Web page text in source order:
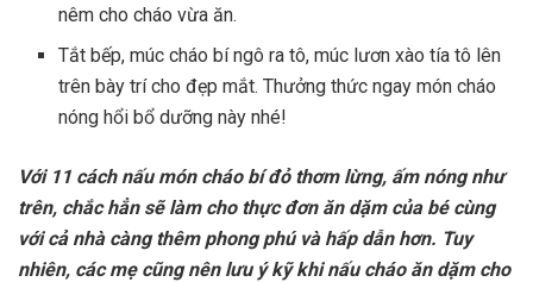
nêm cho cháo vừa ăn.
Tắt bếp, múc cháo bí ngô ra tô, múc lươn xào tía tô lên
trên bày trí cho đẹp mắt. Thưởng thức ngay món cháo
nóng hổi bổ dưỡng này nhé!
Với 11 cách nấu món cháo bí đỏ thơm lừng, ấm nóng như
trên, chắc hẳn sẽ làm cho thực đơn ăn dặm của bé cùng
với cả nhà càng thêm phong phú và hấp dẫn hơn. Tuy
nhiên, các mẹ cũng nên lưu ý kỹ khi nấu cháo ăn dặm cho